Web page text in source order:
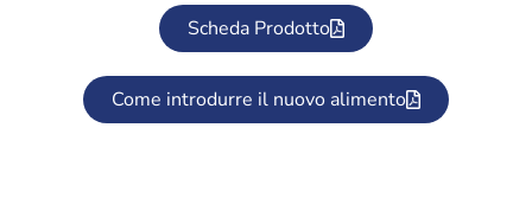
Scheda Prodotto
Come introdurre il nuovo alimento